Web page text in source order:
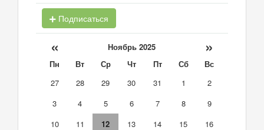
Подписаться
« Ноябрь 2025 »
Пн Вт Ср Чт Пт Сб
Вс
27
28 29 30 31 1
2
3
4 5 6 7 8
9
10
11 12 13 14 15
16